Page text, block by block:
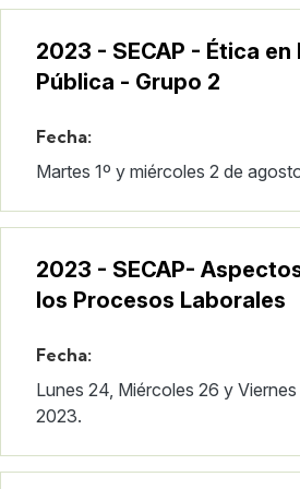
2023 - SECAP - Ética en
Pública - Grupo 2
Fecha:
Martes 1º y miércoles 2 de
2023 - SECAP-
los Procesos Laborales
Fecha:
Lunes 24, Miércoles 26 y
2023.